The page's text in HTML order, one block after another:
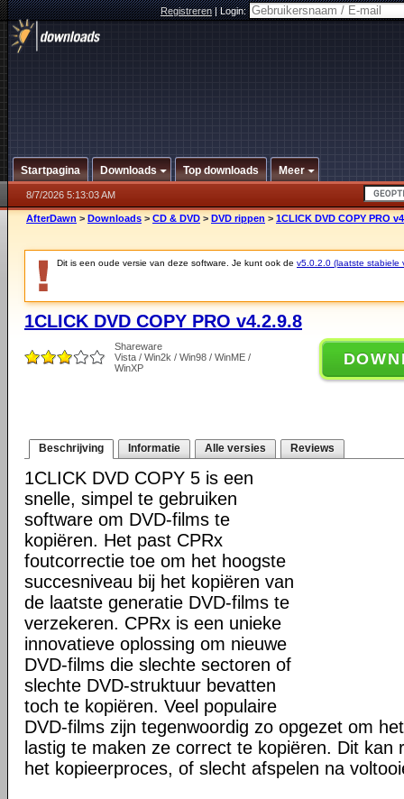
Registreren|Login:
Startpagina Downloads Top downloads Meer
8/7/2026 5:13:03 AM
AfterDawn > Downloads > CD & DVD > DVD rippen > 1CLICK DVD COPY PRO
Dit is een oude versie van deze software. Je kunt ook de v5.0.2.0 (laatste stabiele
1CLICK DVD COPY PRO v4.2.9.8
Shareware
Vista / Win2k / Win98 / WinME /
WinXP
Beschrijving Informatie Alle versies Reviews
1CLICK DVD COPY 5 is een
snelle, simpel te gebruiken
software om DVD-films te
kopiëren. Het past CPRx
foutcorrectie toe om het hoogste
succesniveau bij het kopiëren van
de laatste generatie DVD-films te
verzekeren. CPRx is een unieke
innovatieve oplossing om nieuwe
DVD-films die slechte sectoren of
slechte DVD-struktuur bevatten
toch te kopiëren. Veel populaire
DVD-films zijn tegenwoordig zo opgezet om
lastig te maken ze correct te kopiëren. Dit kan
het kopieerproces, of slecht afspelen na